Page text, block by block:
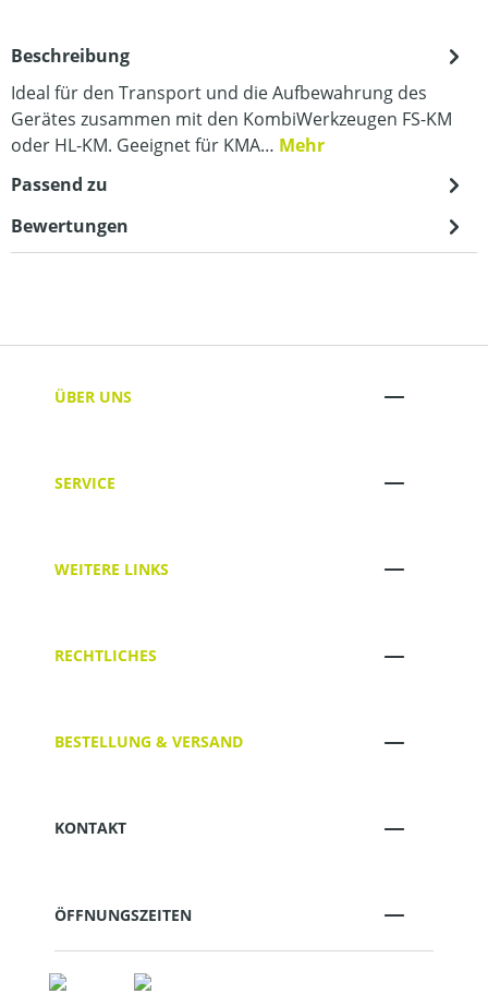
Beschreibung
Ideal für den Transport und die Aufbewahrung des
Gerätes zusammen mit den KombiWerkzeugen FS-KM
oder HL-KM. Geeignet für KMA… Mehr
Passend zu
Bewertungen
ÜBER UNS
SERVICE
WEITERE LINKS
RECHTLICHES
BESTELLUNG & VERSAND
KONTAKT
ÖFFNUNGSZEITEN